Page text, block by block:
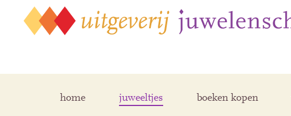
home juweeltjes boeken kopen